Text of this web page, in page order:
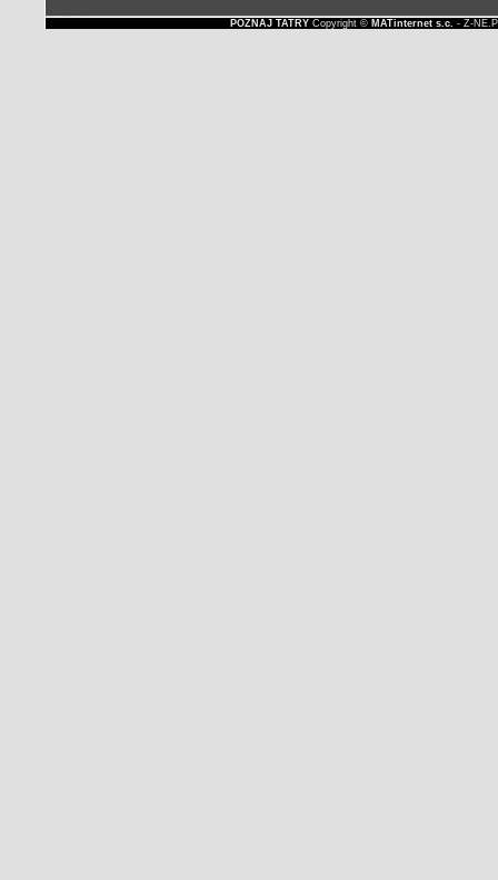
POZNAJ TATRYCopyright © MATinternet s.c. - Z-